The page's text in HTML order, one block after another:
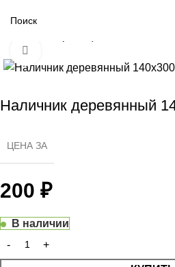
Наличник деревянный
ЦЕНА ЗА
200 ₽
В наличии